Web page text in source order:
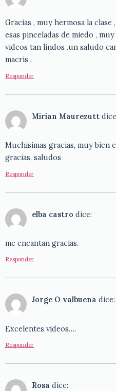
Gracias , muy hermosa la clase
esas pinceladas de miedo ,
videos tan lindos .un saludo
macris .
Responder
Mirian Maurezutt
Muchisimas gracias, muy bien
gracias, saludos
Responder
elba castro dice:
me encantan gracias.
Responder
Jorge O valbuena dice:
Excelentes videos….
Responder
Rosa dice: